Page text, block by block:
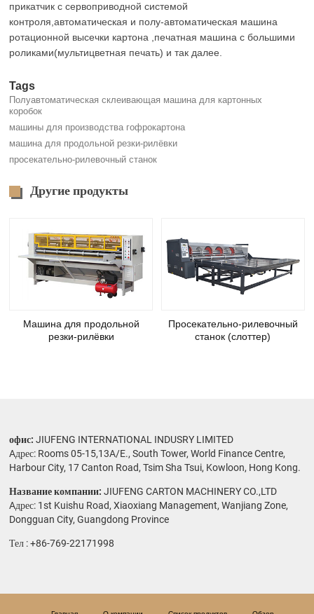
прикатчик с сервоприводной системой
контроля,автоматическая и полу-автоматическая машина
ротационной высечки картона ,печатная машина с большими
роликами(мультицветная печать) и так далее.
Tags
Полуавтоматическая склеивающая машина для картонных
коробок
машины для производства гофрокартона
машина для продольной резки-рилёвки
просекательно-рилевочный станок
Другие продукты
Машина для продольной
резки-рилёвки
Просекательно-рилевочный
станок (слоттер)
офис: JIUFENG INTERNATIONAL INDUSRY LIMITED
Aдрес: Rooms 05-15,13A/E., South Tower, World Finance Centre,
Harbour City, 17 Canton Road, Tsim Sha Tsui, Kowloon, Hong Kong.
Название компании: JIUFENG CARTON MACHINERY CO.,LTD
Aдрес: 1st Kuishu Road, Xiaoxiang Management, Wanjiang Zone,
Dongguan City, Guangdong Province
Тел :+86-769-22171998